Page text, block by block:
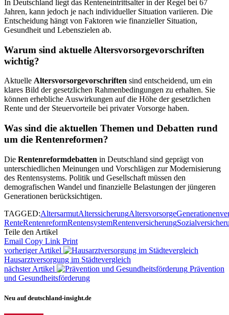
In Deutschland liegt das Renteneintrittsalter in der Regel bei 67
Jahren, kann jedoch je nach individueller Situation variieren. Die
Entscheidung hängt von Faktoren wie finanzieller Situation,
Gesundheit und Lebenszielen ab.
Warum sind aktuelle Altersvorsorgevorschriften
wichtig?
Aktuelle Altersvorsorgevorschriften sind entscheidend, um ein
klares Bild der gesetzlichen Rahmenbedingungen zu erhalten. Sie
können erhebliche Auswirkungen auf die Höhe der gesetzlichen
Rente und der Steuervorteile bei privater Vorsorge haben.
Was sind die aktuellen Themen und Debatten rund
um die Rentenreformen?
Die Rentenreformdebatten in Deutschland sind geprägt von
unterschiedlichen Meinungen und Vorschlägen zur Modernisierung
des Rentensystems. Politik und Gesellschaft müssen den
demografischen Wandel und finanzielle Belastungen der jüngeren
Generationen berücksichtigen.
TAGGED:AltersarmutAlterssicherungAltersvorsorge
RenteRentenreformRentensystemRentenversicherung
Teile den Artikel
Email Copy Link Print
vorheriger Artikel
Hausarztversorgung im Städtevergleich
nächster Artikel
Prävention
und Gesundheitsförderung
Neu auf deutschland-insight.de